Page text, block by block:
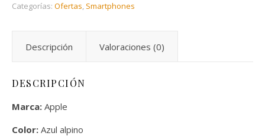
Categorías: Ofertas, Smartphones
Descripción Valoraciones (0)
DESCRIPCIÓN
Marca: Apple
Color: Azul alpino